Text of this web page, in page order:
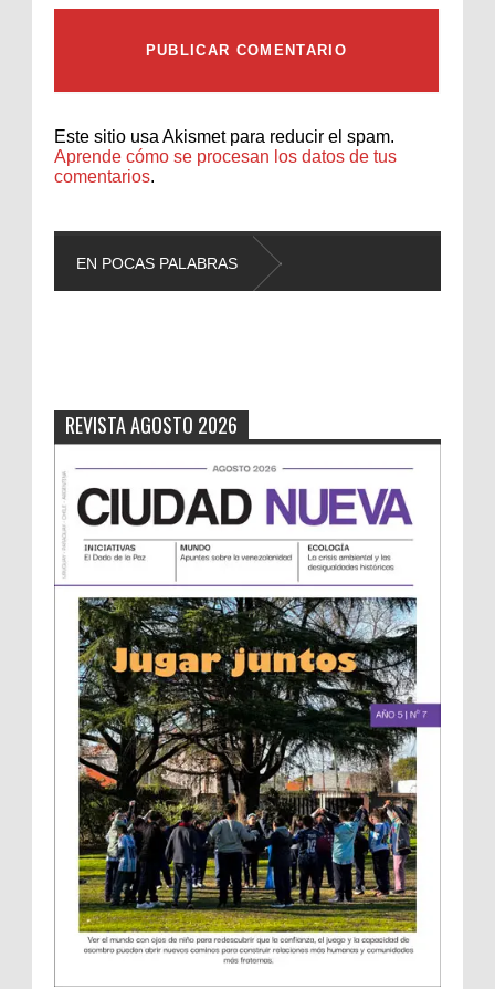
Este sitio usa Akismet para reducir el spam.
Aprende cómo se procesan los datos de tus
comentarios.
EN POCAS PALABRAS
REVISTA AGOSTO 2026